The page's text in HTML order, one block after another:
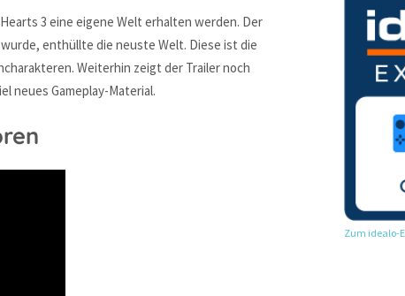
3 eine eigene Welt erhalten werden. Der
enthüllte die neuste Welt. Diese ist die
Weiterhin zeigt der Trailer noch
neues Gameplay-Material.
Zum idealo-